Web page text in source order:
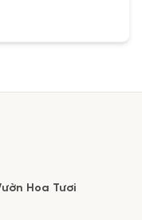
Hoa Tươi